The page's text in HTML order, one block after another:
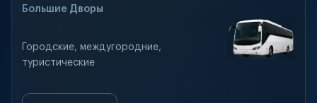
Большие Дворы
Городские, междугородние,
туристические